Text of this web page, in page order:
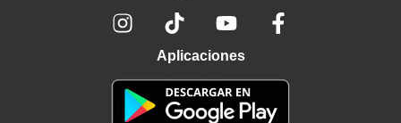
Aplicaciones